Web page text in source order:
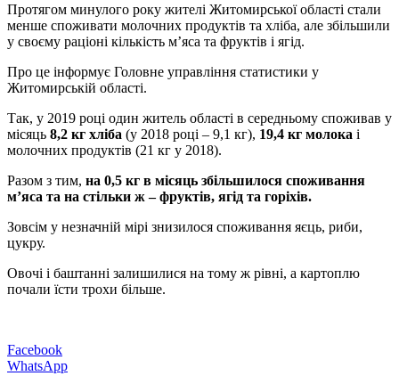
Протягом минулого року жителі Житомирської області стали
менше споживати молочних продуктів та хліба, але збільшили
у своєму раціоні кількість м’яса та фруктів і ягід.
Про це інформує Головне управління статистики у
Житомирській області.
Так, у 2019 році один житель області в середньому споживав у
місяць 8,2 кг хліба (у 2018 році – 9,1 кг), 19,4 кг молока і
молочних продуктів (21 кг у 2018).
Разом з тим, на 0,5 кг в місяць збільшилося споживання
м’яса та на стільки ж – фруктів, ягід та горіхів.
Зовсім у незначній мірі знизилося споживання яєць, риби,
цукру.
Овочі і баштанні залишилися на тому ж рівні, а картоплю
почали їсти трохи більше.
Facebook
WhatsApp